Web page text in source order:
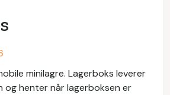
minilagre. Lagerboks leverer
og henter når lagerboksen er